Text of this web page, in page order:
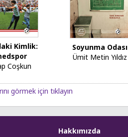
Kimlik:
Coşkun
Soyunma Odası
Ümit Metin Yıldız
görmek için tıklayın
Hakkımızda